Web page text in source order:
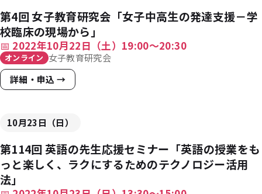
第4回 女子教育研究会「女子中高生の発達支援－学
校臨床の現場から」
📅 2022年10月22日（土）19:00〜20:30
オンライン 女子教育研究会
詳細・申込 →
10月23日（日）
第114回 英語の先生応援セミナー「英語の授業をも
っと楽しく、ラクにするためのテクノロジー活用
法」